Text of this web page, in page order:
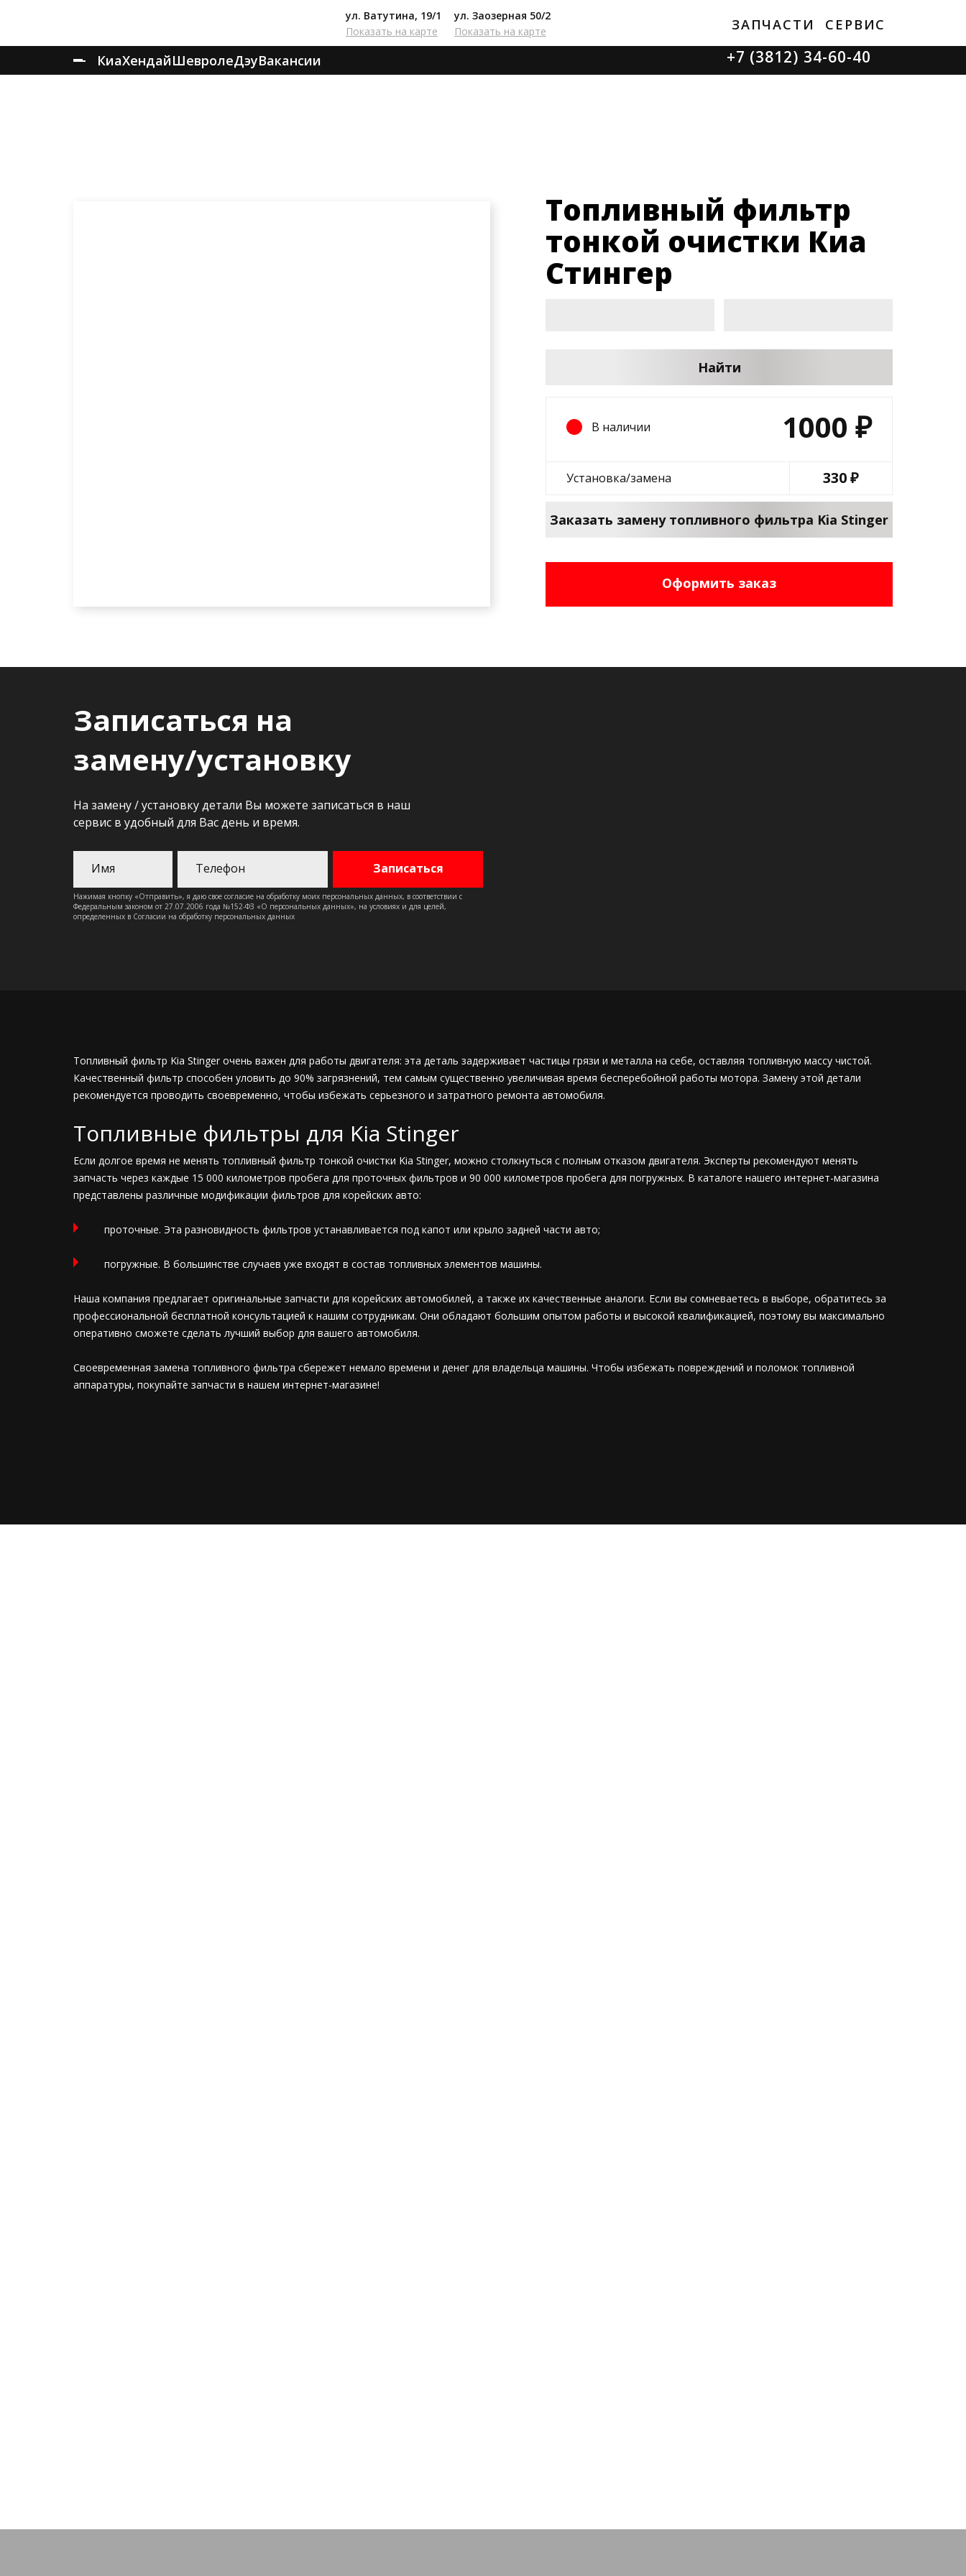
ул. Ватутина, 19/1
Показать на карте
ул. Заозерная 50/2
Показать на карте
ЗАПЧАСТИ СЕРВИС
КиаХендайШевролеДэуВакансии +7 (3812) 34-60-40
Топливный фильтр
тонкой очистки Киа
Стингер
Найти
В наличии 1000 ₽
Установка/замена 330 ₽
Заказать замену топливного фильтра Kia Stinger
Оформить заказ
Записаться на
замену/установку
На замену / установку детали Вы можете записаться в наш
сервис в удобный для Вас день и время.
Нажимая кнопку «Отправить», я даю свое согласие на обработку моих персональных данных, в соответствии с
Федеральным законом от 27.07.2006 года №152-ФЗ «О персональных данных», на условиях и для целей,
определенных в Согласии на обработку персональных данных
Топливный фильтр Kia Stinger очень важен для работы двигателя: эта деталь задерживает частицы грязи и металла на себе, оставляя топливную массу чистой.
Качественный фильтр способен уловить до 90% загрязнений, тем самым существенно увеличивая время бесперебойной работы мотора. Замену этой детали
рекомендуется проводить своевременно, чтобы избежать серьезного и затратного ремонта автомобиля.
Топливные фильтры для Kia Stinger
Если долгое время не менять топливный фильтр тонкой очистки Kia Stinger, можно столкнуться с полным отказом двигателя. Эксперты рекомендуют менять
запчасть через каждые 15 000 километров пробега для проточных фильтров и 90 000 километров пробега для погружных. В каталоге нашего интернет-магазина
представлены различные модификации фильтров для корейских авто:
проточные. Эта разновидность фильтров устанавливается под капот или крыло задней части авто;
погружные. В большинстве случаев уже входят в состав топливных элементов машины.
Наша компания предлагает оригинальные запчасти для корейских автомобилей, а также их качественные аналоги. Если вы сомневаетесь в выборе, обратитесь за
профессиональной бесплатной консультацией к нашим сотрудникам. Они обладают большим опытом работы и высокой квалификацией, поэтому вы максимально
оперативно сможете сделать лучший выбор для вашего автомобиля.
Своевременная замена топливного фильтра сбережет немало времени и денег для владельца машины. Чтобы избежать повреждений и поломок топливной
аппаратуры, покупайте запчасти в нашем интернет-магазине!